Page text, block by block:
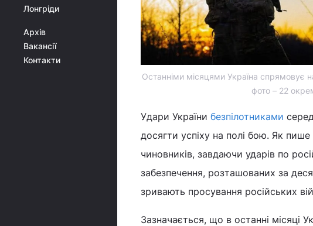
Лонгріди
Архів
Вакансії
Контакти
Останніми місяцями Україна спрямовує
фото – 22
Удари України безпілотниками
досягти успіху на полі бою. Як пише
чиновників, завдаючи ударів по
забезпечення, розташованих за
зривають просування російських
Зазначається, що в останні місяці